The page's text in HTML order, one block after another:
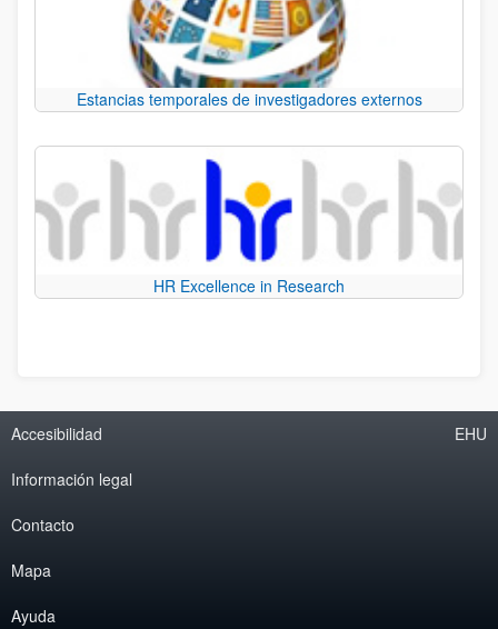
Estancias temporales de investigadores externos
HR Excellence in Research
Accesibilidad
Información legal
Contacto
Mapa
Ayuda
EHU